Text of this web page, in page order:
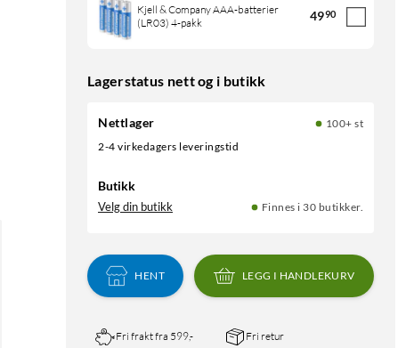
Kjell & Company AAA-batterier
(LR03) 4-pakk
4990
Lagerstatus nett og i butikk
Nettlager
100+ st
2-4 virkedagers leveringstid
Butikk
Velg din butikk Finnes i 30 butikker.
HENT LEGG I HANDLEKURV
Fri frakt fra 599,- Fri retur